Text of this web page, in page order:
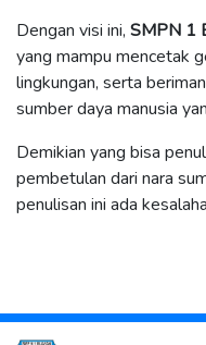
Dengan visi ini, SMPN 1
yang mampu mencetak
lingkungan, serta
sumber daya manusia
Demikian yang bisa
pembetulan dari nara
penulisan ini ada